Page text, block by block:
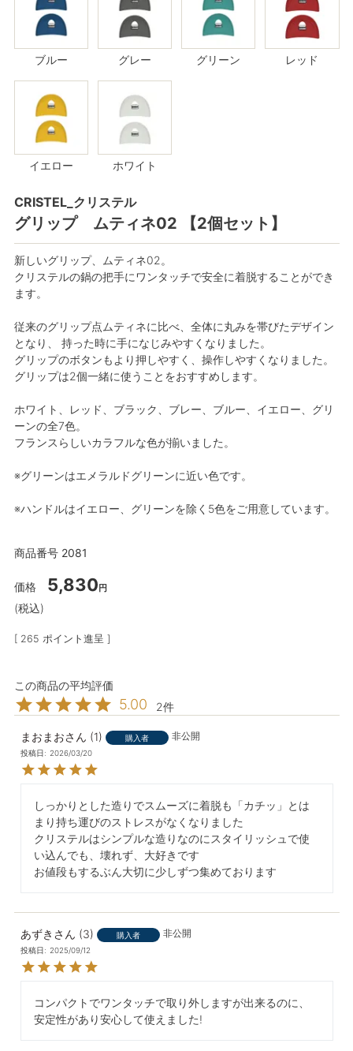
ブルー グレー グリーン レッド
イエロー ホワイト
CRISTEL_クリステル
グリップ ムティネ02 【2個セット】
新しいグリップ、ムティネ02。
クリステルの鍋の把手にワンタッチで安全に着脱することができ
ます。
従来のグリップ点ムティネに比べ、全体に丸みを帯びたデザイン
となり、 持った時に手になじみやすくなりました。
グリップのボタンもより押しやすく、操作しやすくなりました。
グリップは2個一緒に使うことをおすすめします。
ホワイト、レッド、ブラック、ブレー、ブルー、イエロー、グリ
ーンの全7色。
フランスらしいカラフルな色が揃いました。
※グリーンはエメラルドグリーンに近い色です。
※ハンドルはイエロー、グリーンを除く5色をご用意しています。
商品番号 2081
価格 5,830
税込
[ 265 ポイント進呈 ]
5.00 2
まおまお 1 購入者 非公開
投稿日 2026/03/20
しっかりとした造りでスムーズに着脱も「カチッ」とは
まり持ち運びのストレスがなくなりました
クリステルはシンプルな造りなのにスタイリッシュで使
い込んでも、壊れず、大好きです
あずき 3 購入者 非公開
投稿日 2025/09/12
コンパクトでワンタッチで取り外しますが出来るのに、
安定性があり安心して使えました!